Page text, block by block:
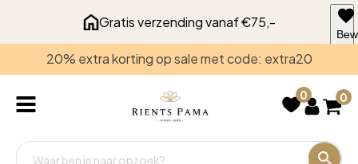
Gratis verzending vanaf €75,-
20% extra korting op sale met code: extra20
0 0
voor